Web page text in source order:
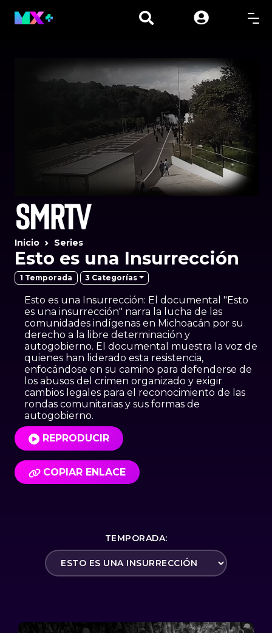
Inicio Series
Esto es una Insurrección
1 Temporada 3 Categorías
Esto es una Insurrección: El documental "Esto
es una insurrección" narra la lucha de las
comunidades indígenas en Michoacán por su
derecho a la libre determinación y
autogobierno. El documental muestra la voz de
quienes han liderado esta resistencia,
enfocándose en su camino para defenderse de
los abusos del crimen organizado y exigir
cambios legales para el reconocimiento de las
rondas comunitarias y sus formas de
autogobierno.
REPRODUCIR
COPIAR ENLACE
TEMPORADA: